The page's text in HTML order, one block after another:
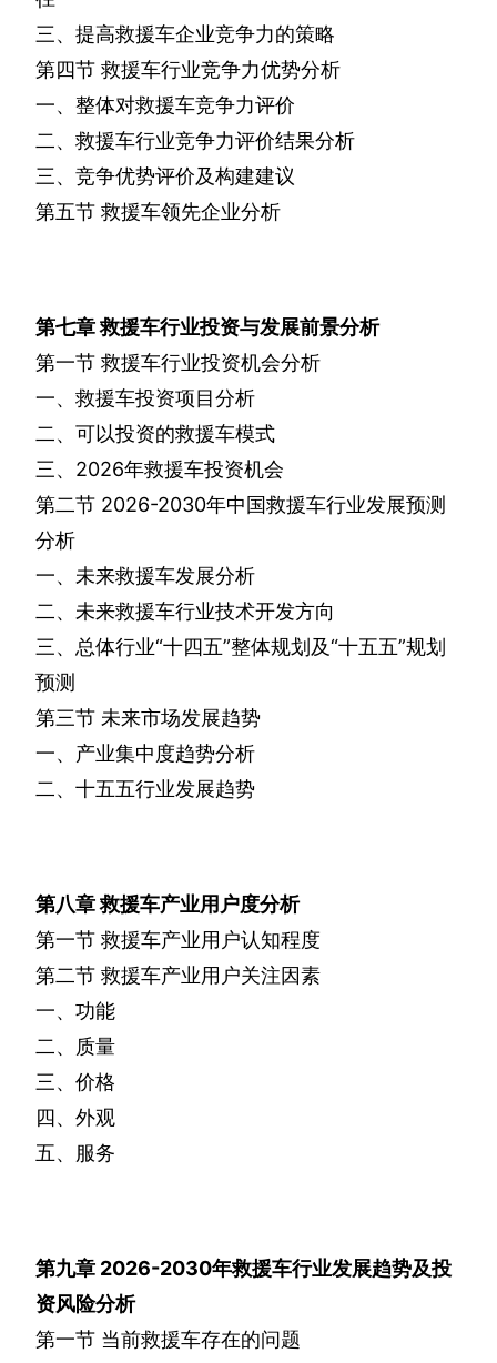
三、提高救援车企业竞争力的策略
第四节 救援车行业竞争力优势分析
一、整体对救援车竞争力评价
二、救援车行业竞争力评价结果分析
三、竞争优势评价及构建建议
第五节 救援车领先企业分析
第七章救援车行业投资与发展前景分析
第一节 救援车行业投资机会分析
一、救援车投资项目分析
二、可以投资的救援车模式
三、 2026年救援车投资机会
第二节 2026-2030年中国救援车行业发展预测
分析
一、未来救援车发展分析
二、未来救援车行业技术开发方向
三、总体行业“十四五”整体规划及“十五五”规划
预测
第三节 未来市场发展趋势
一、产业集中度趋势分析
二、十五五行业发展趋势
第八章救援车产业用户度分析
第一节 救援车产业用户认知程度
第二节 救援车产业用户关注因素
一、功能
二、质量
三、价格
四、外观
五、服务
第九章 2026-2030年救援车行业发展趋势及投
资风险分析
第一节 当前救援车存在的问题